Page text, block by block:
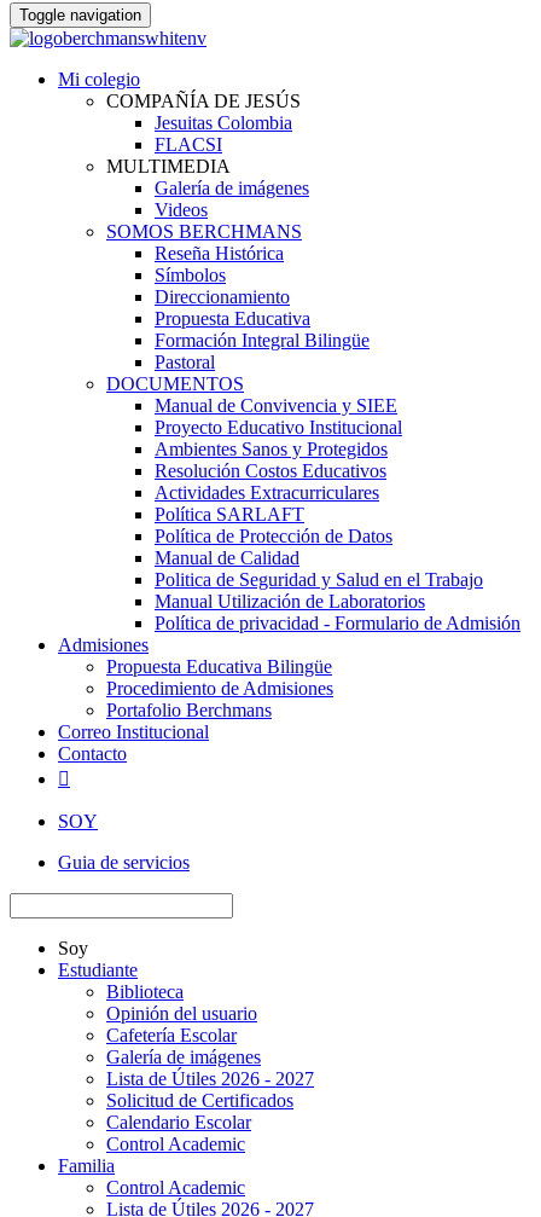
Toggle navigation
Mi colegio
COMPAÑÍA DE JESÚS
Jesuitas Colombia
FLACSI
MULTIMEDIA
Galería de imágenes
Videos
SOMOS BERCHMANS
Reseña Histórica
Símbolos
Direccionamiento
Propuesta Educativa
Formación Integral Bilingüe
Pastoral
DOCUMENTOS
Manual de Convivencia y SIEE
Proyecto Educativo Institucional
Ambientes Sanos y Protegidos
Resolución Costos Educativos
Actividades Extracurriculares
Política SARLAFT
Política de Protección de Datos
Manual de Calidad
Politica de Seguridad y Salud en el Trabajo
Manual Utilización de Laboratorios
Política de privacidad - Formulario de Admisión
Admisiones
Propuesta Educativa Bilingüe
Procedimiento de Admisiones
Portafolio Berchmans
Correo Institucional
Contacto

SOY
Guia de servicios
Soy
Estudiante
Biblioteca
Opinión del usuario
Cafetería Escolar
Galería de imágenes
Lista de Útiles 2026 - 2027
Solicitud de Certificados
Calendario Escolar
Control Academic
Familia
Control Academic
Lista de Útiles 2026 - 2027